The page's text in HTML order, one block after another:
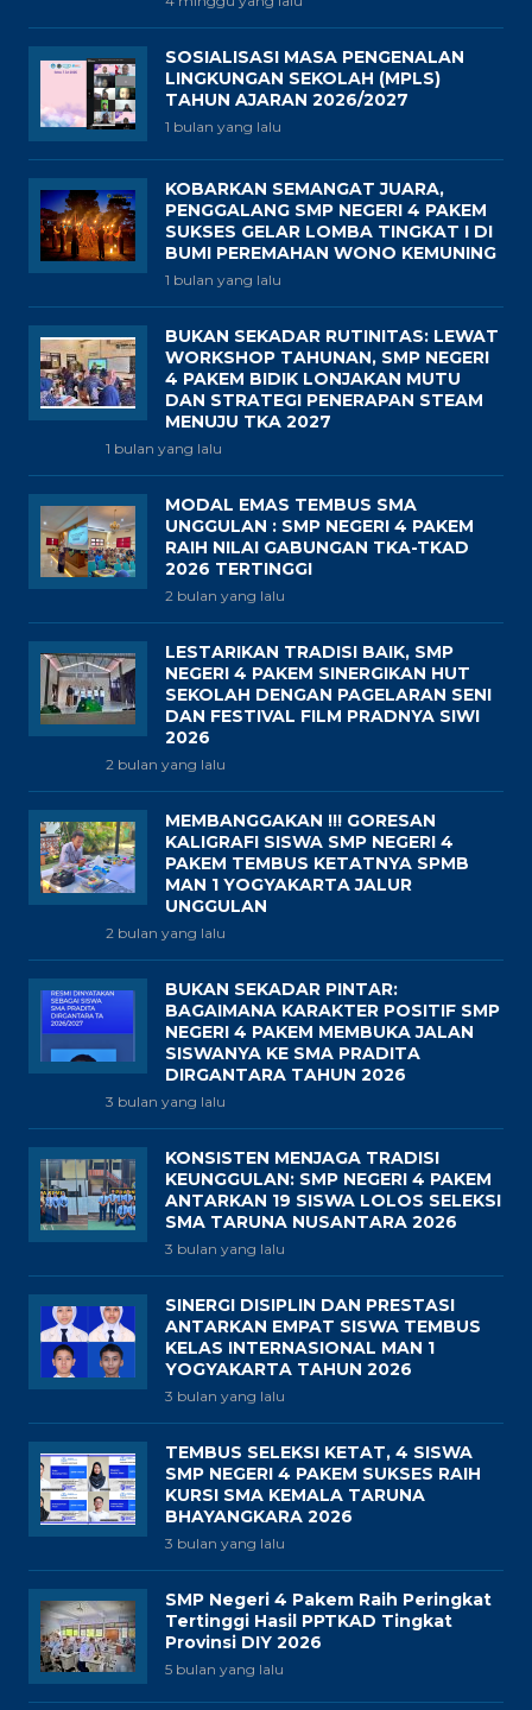
SOSIALISASI MASA PENGENALAN
LINGKUNGAN SEKOLAH (MPLS)
TAHUN AJARAN 2026/2027
1 bulan yang lalu
KOBARKAN SEMANGAT JUARA,
PENGGALANG SMP NEGERI 4 PAKEM
SUKSES GELAR LOMBA TINGKAT I DI
BUMI PEREMAHAN WONO KEMUNING
1 bulan yang lalu
BUKAN SEKADAR RUTINITAS: LEWAT
WORKSHOP TAHUNAN, SMP NEGERI
4 PAKEM BIDIK LONJAKAN MUTU
DAN STRATEGI PENERAPAN STEAM
MENUJU TKA 2027
1 bulan yang lalu
MODAL EMAS TEMBUS SMA
UNGGULAN : SMP NEGERI 4 PAKEM
RAIH NILAI GABUNGAN TKA-TKAD
2026 TERTINGGI
2 bulan yang lalu
LESTARIKAN TRADISI BAIK, SMP
NEGERI 4 PAKEM SINERGIKAN HUT
SEKOLAH DENGAN PAGELARAN SENI
DAN FESTIVAL FILM PRADNYA SIWI
2026
2 bulan yang lalu
MEMBANGGAKAN !!! GORESAN
KALIGRAFI SISWA SMP NEGERI 4
PAKEM TEMBUS KETATNYA SPMB
MAN 1 YOGYAKARTA JALUR
UNGGULAN
2 bulan yang lalu
BUKAN SEKADAR PINTAR:
BAGAIMANA KARAKTER POSITIF SMP
NEGERI 4 PAKEM MEMBUKA JALAN
SISWANYA KE SMA PRADITA
DIRGANTARA TAHUN 2026
3 bulan yang lalu
KONSISTEN MENJAGA TRADISI
KEUNGGULAN: SMP NEGERI 4 PAKEM
ANTARKAN 19 SISWA LOLOS SELEKSI
SMA TARUNA NUSANTARA 2026
3 bulan yang lalu
SINERGI DISIPLIN DAN PRESTASI
ANTARKAN EMPAT SISWA TEMBUS
KELAS INTERNASIONAL MAN 1
YOGYAKARTA TAHUN 2026
3 bulan yang lalu
TEMBUS SELEKSI KETAT, 4 SISWA
SMP NEGERI 4 PAKEM SUKSES RAIH
KURSI SMA KEMALA TARUNA
BHAYANGKARA 2026
3 bulan yang lalu
SMP Negeri 4 Pakem Raih Peringkat
Tertinggi Hasil PPTKAD Tingkat
Provinsi DIY 2026
5 bulan yang lalu